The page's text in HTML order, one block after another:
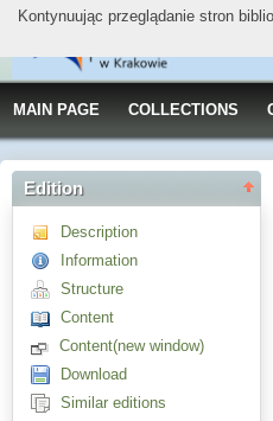
MAIN PAGE COLLECTIONS
Edition
Description
Information
Structure
Content
Content(new window)
Download
Similar editions
Kontynuując przeglądanie stron